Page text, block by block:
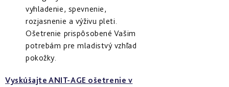
vyhladenie, spevnenie,
rozjasnenie a výživu pleti.
Ošetrenie prispôsobené Vašim
potrebám pre mladistvý vzhľad
pokožky.
Vyskúšajte ANIT-AGE ošetrenie v